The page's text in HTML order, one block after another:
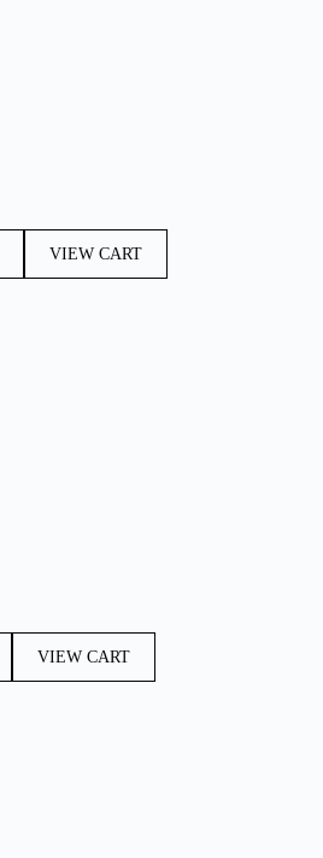
VIEW CART
VIEW CART